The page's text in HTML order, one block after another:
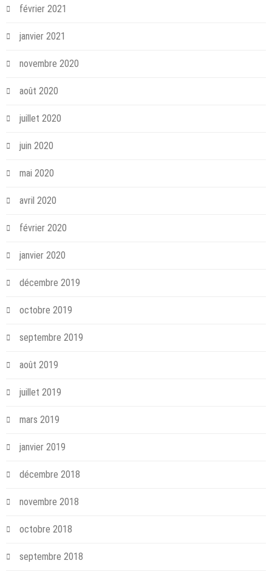
février 2021
janvier 2021
novembre 2020
août 2020
juillet 2020
juin 2020
mai 2020
avril 2020
février 2020
janvier 2020
décembre 2019
octobre 2019
septembre 2019
août 2019
juillet 2019
mars 2019
janvier 2019
décembre 2018
novembre 2018
octobre 2018
septembre 2018